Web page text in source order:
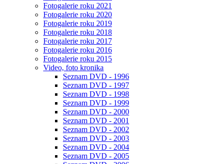
Fotogalerie roku 2021
Fotogalerie roku 2020
Fotogalerie roku 2019
Fotogalerie roku 2018
Fotogalerie roku 2017
Fotogalerie roku 2016
Fotogalerie roku 2015
Video, foto kronika
Seznam DVD - 1996
Seznam DVD - 1997
Seznam DVD - 1998
Seznam DVD - 1999
Seznam DVD - 2000
Seznam DVD - 2001
Seznam DVD - 2002
Seznam DVD - 2003
Seznam DVD - 2004
Seznam DVD - 2005